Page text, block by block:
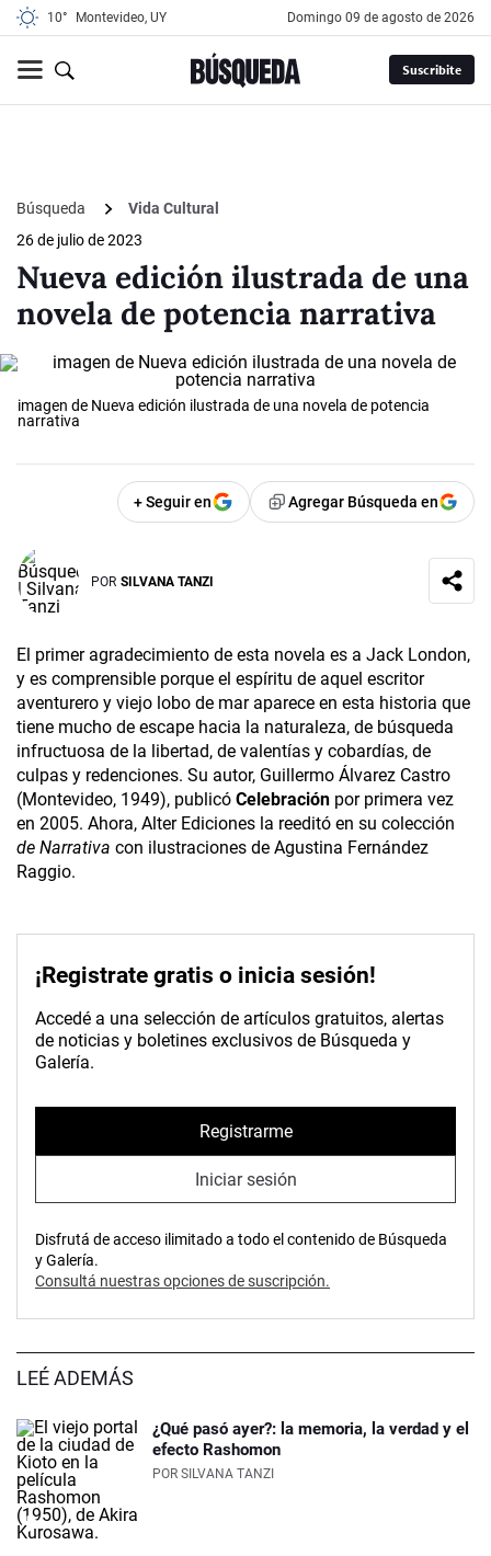
10° Montevideo, UY domingo 09 de agosto de 2026
Suscribite
Búsqueda
Vida Cultural
26 de julio de 2023
Nueva edición ilustrada de una
novela de potencia narrativa
imagen de Nueva edición ilustrada de una novela de potencia
narrativa
+ Seguir en Agregar Búsqueda en
POR SILVANA TANZI
El primer agradecimiento de esta novela es a Jack London,
y es comprensible porque el espíritu de aquel escritor
aventurero y viejo lobo de mar aparece en esta historia que
tiene mucho de escape hacia la naturaleza, de búsqueda
infructuosa de la libertad, de valentías y cobardías, de
culpas y redenciones. Su autor, Guillermo Álvarez Castro
(Montevideo, 1949), publicó Celebración por primera vez
en 2005. Ahora, Alter Ediciones la reeditó en su colección
de Narrativa con ilustraciones de Agustina Fernández
Raggio.
¡Registrate gratis o inicia sesión!
Accedé a una selección de artículos gratuitos, alertas
de noticias y boletines exclusivos de Búsqueda y
Galería.
Registrarme
Iniciar sesión
Disfrutá de acceso ilimitado a todo el contenido de Búsqueda
y Galería.
Consultá nuestras opciones de suscripción.
LEÉ ADEMÁS
¿Qué pasó ayer?: la memoria, la verdad y el
efecto Rashomon
POR SILVANA TANZI